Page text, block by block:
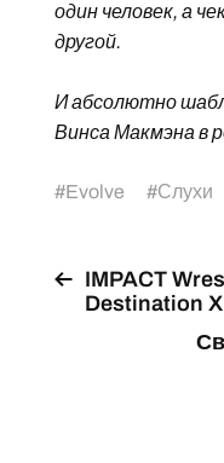
один человек, а
другой.
И абсолютно
Винса Макмэна в
#Evolve #Слухи
IMPACT
Destination X